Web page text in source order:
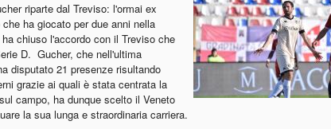
riparte dal Treviso: l'ormai ex
che ha giocato per due anni nella
chiuso l'accordo con il Treviso che
D. Gucher, che nell'ultima
disputato 21 presenze risultando
grazie ai quali è stata centrata la
campo, ha dunque scelto il Veneto
la sua lunga e straordinaria carriera.